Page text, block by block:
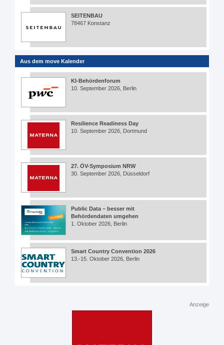
SEITENBAU
78467 Konstanz
Aus dem move Kalender
KI-Behördenforum
10. September 2026, Berlin
Resilience Readiness Day
10. September 2026, Dortmund
27. ÖV-Symposium NRW
30. September 2026, Düsseldorf
Public Data – besser mit
Behördendaten umgehen
1. Oktober 2026, Berlin
Smart Country Convention 2026
13.-15. Oktober 2026, Berlin
Anzeige